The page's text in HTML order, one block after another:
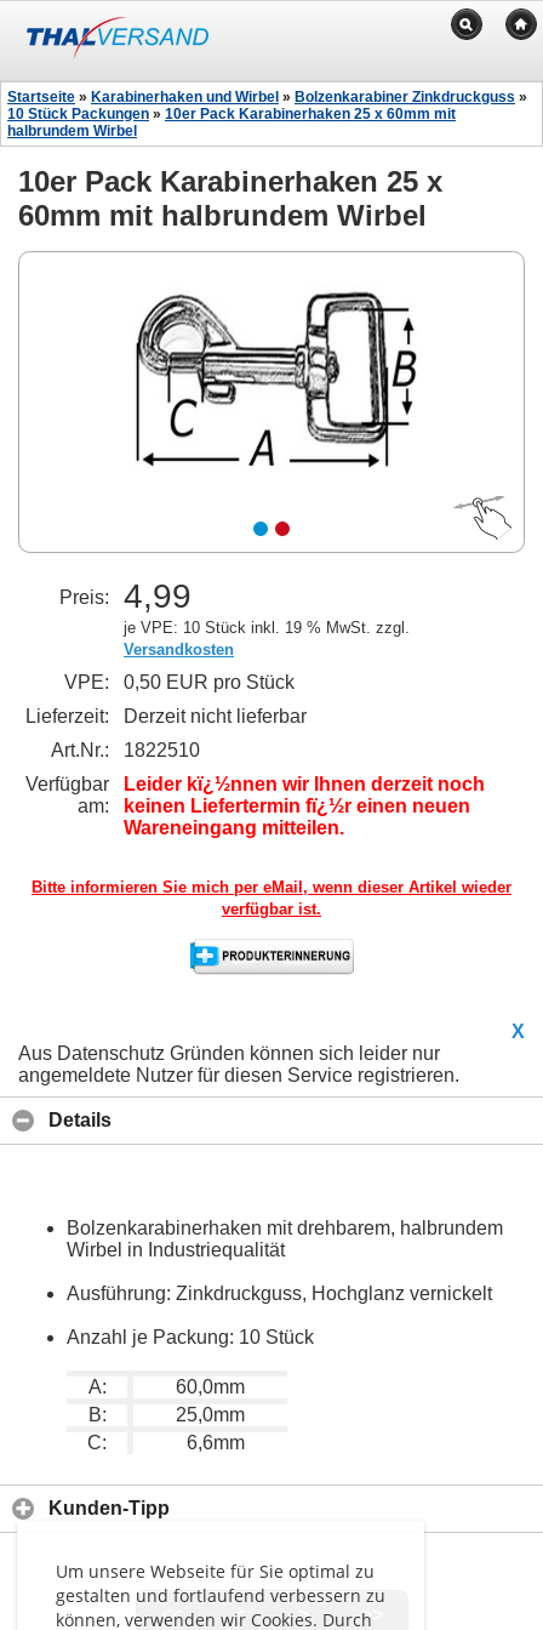
Um unsere Webseite für Sie optimal zu
gestalten und fortlaufend verbessern zu
können, verwenden wir Cookies. Durch
Startseite » Karabinerhaken und Wirbel » Bolzenkarabiner Zinkdruckguss »
10 Stück Packungen » 10er Pack Karabinerhaken 25 x 60mm mit
halbrundem Wirbel
10er Pack Karabinerhaken 25 x
60mm mit halbrundem Wirbel
Preis: 4,99
je VPE: 10 Stück inkl. 19 % MwSt. zzgl.
Versandkosten
VPE:
0,50 EUR pro Stück
Lieferzeit:
Derzeit nicht lieferbar
Art.Nr.:
1822510
Verfügbar
am:
Leider kï¿½nnen wir Ihnen derzeit noch
keinen Liefertermin fï¿½r einen neuen
Wareneingang mitteilen.
Bitte informieren Sie mich per eMail, wenn dieser Artikel wieder
verfügbar ist.
X
Aus Datenschutz Gründen können sich leider nur
angemeldete Nutzer für diesen Service registrieren.
Details
Bolzenkarabinerhaken mit drehbarem, halbrundem
Wirbel in Industriequalität
Ausführung: Zinkdruckguss, Hochglanz vernickelt
Anzahl je Packung: 10 Stück
A:
60,0mm
B:
25,0mm
C:
6,6mm
Kunden-Tipp
<< < > >>